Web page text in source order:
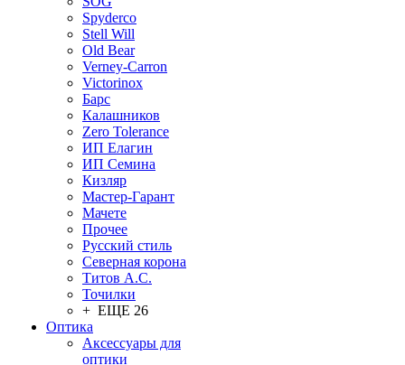
Spyderco
Stell Will
Old Bear
Verney-Carron
Victorinox
Барс
Калашников
Zero Tolerance
ИП Елагин
ИП Семина
Кизляр
Мастер-Гарант
Мачете
Прочее
Русский стиль
Северная корона
Титов А.С.
Точилки
+ ЕЩЕ 26
Оптика
Аксессуары для
оптики